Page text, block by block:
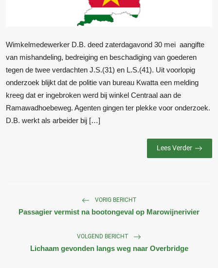
Wimkelmedewerker D.B. deed zaterdagavond 30 mei aangifte
van mishandeling, bedreiging en beschadiging van goederen
tegen de twee verdachten J.S.(31) en L.S.(41). Uit voorlopig
onderzoek blijkt dat de politie van bureau Kwatta een melding
kreeg dat er ingebroken werd bij winkel Centraal aan de
Ramawadhoebeweg. Agenten gingen ter plekke voor onderzoek.
D.B. werkt als arbeider bij […]
Lees Verder
VORIG BERICHT
Passagier vermist na bootongeval op Marowijnerivier
VOLGEND BERICHT
Lichaam gevonden langs weg naar Overbridge